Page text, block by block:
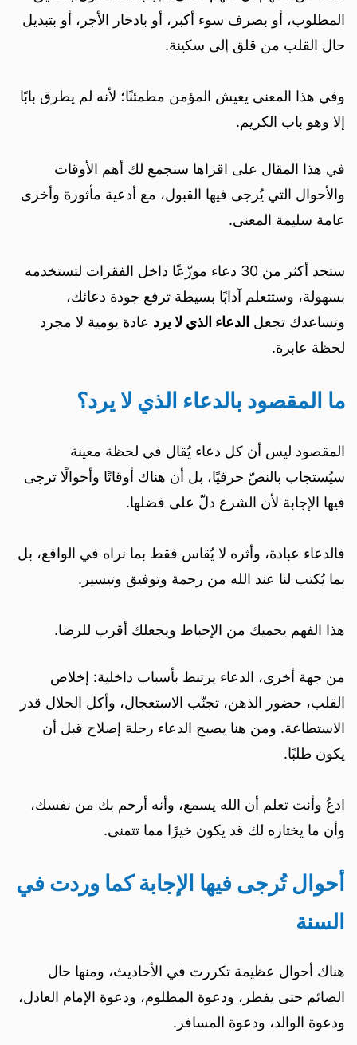
المطلوب، أو بصرف سوء أكبر، أو بادخار الأجر، أو بتبديل
حال القلب من قلق إلى سكينة.
وفي هذا المعنى يعيش المؤمن مطمئنًا؛ لأنه لم يطرق بابًا
إلا وهو باب الكريم.
في هذا المقال على اقراها سنجمع لك أهم الأوقات
والأحوال التي يُرجى فيها القبول، مع أدعية مأثورة وأخرى
عامة سليمة المعنى.
ستجد أكثر من 30 دعاء موزّعًا داخل الفقرات لتستخدمه
بسهولة، وستتعلم آدابًا بسيطة ترفع جودة دعائك،
وتساعدك تجعل الدعاء الذي لا يرد عادة يومية لا مجرد
لحظة عابرة.
ما المقصود بالدعاء الذي لا يرد؟
المقصود ليس أن كل دعاء يُقال في لحظة معينة
سيُستجاب بالنصّ حرفيًا، بل أن هناك أوقاتًا وأحوالًا ترجى
فيها الإجابة لأن الشرع دلّ على فضلها.
فالدعاء عبادة، وأثره لا يُقاس فقط بما نراه في الواقع، بل
بما يُكتب لنا عند الله من رحمة وتوفيق وتيسير.
هذا الفهم يحميك من الإحباط ويجعلك أقرب للرضا.
من جهة أخرى، الدعاء يرتبط بأسباب داخلية: إخلاص
القلب، حضور الذهن، تجنّب الاستعجال، وأكل الحلال قدر
الاستطاعة. ومن هنا يصبح الدعاء رحلة إصلاح قبل أن
يكون طلبًا.
ادعُ وأنت تعلم أن الله يسمع، وأنه أرحم بك من نفسك،
وأن ما يختاره لك قد يكون خيرًا مما تتمنى.
أحوال تُرجى فيها الإجابة كما وردت في
السنة
هناك أحوال عظيمة تكررت في الأحاديث، ومنها حال
الصائم حتى يفطر، ودعوة المظلوم، ودعوة الإمام العادل،
ودعوة الوالد، ودعوة المسافر.